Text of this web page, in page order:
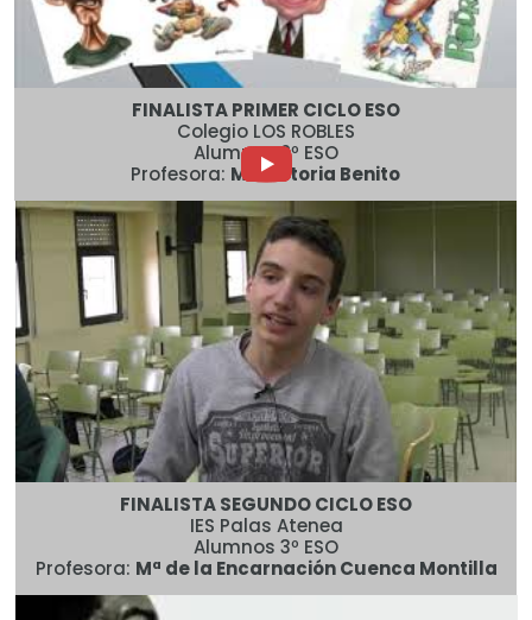
FINALISTA PRIMER CICLO ESO
Colegio LOS ROBLES
Alumnos 2º ESO
Profesora: Mª Victoria Benito
FINALISTA SEGUNDO CICLO ESO
IES Palas Atenea
Alumnos 3º ESO
Profesora: Mª de la Encarnación Cuenca Montilla